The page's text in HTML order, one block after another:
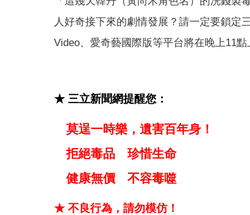
人好奇接下來的劇情發展？請一定要鎖定
Video、愛奇藝國際版等平台將在晚上11點
★ 三立新聞網提醒您：
莫逞一時樂，遺害百年身！
拒絕毒品 珍惜生命
健康無價 不容毒噬
★ 不良行為，請勿模仿！